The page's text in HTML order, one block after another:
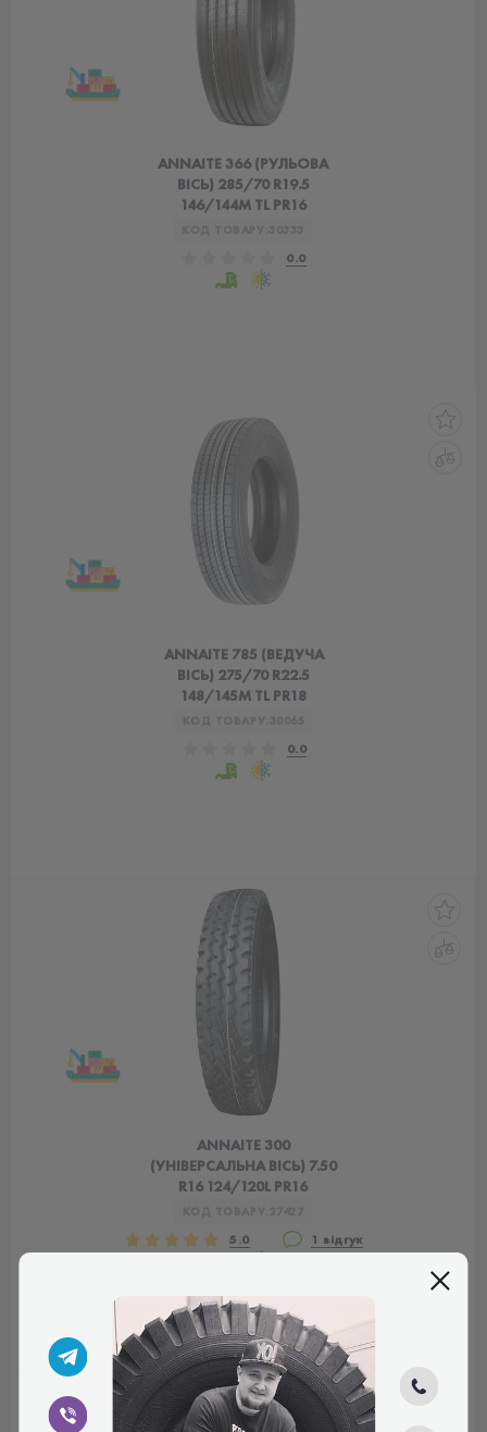
ANNAITE 366 (РУЛЬОВА
ВІСЬ) 285/70 R19.5
146/144M TL PR16
0.0
ANNAITE 785 (ВЕДУЧА
ВІСЬ) 275/70 R22.5
148/145M TL PR18
0.0
ANNAITE 300
(УНІВЕРСАЛЬНА ВІСЬ) 7.50
R16 124/120L PR16
5.0 1 відгук